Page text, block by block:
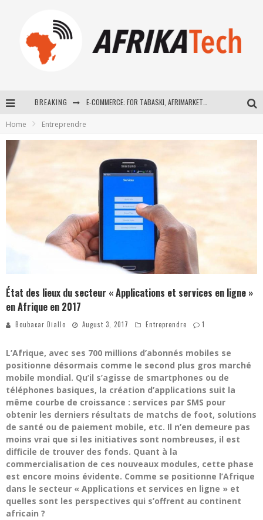
BREAKING
How Technology Has Changed Sports
Home Entreprendre
État des lieux du secteur « Applications et services en ligne »
en Afrique en 2017
Boubacar Diallo August 3, 2017 Entreprendre 1
L’Afrique, avec ses 700 millions d’abonnés mobiles se
positionne désormais comme le second plus gros marché
mobile mondial. Qu’il s’agisse de smartphones ou de
téléphones basiques, la création d’applications suit la
même courbe de croissance : services par SMS pour
obtenir les derniers résultats de matchs de foot, solutions
de santé ou de paiement mobile, etc. Il n’en demeure pas
moins vrai que si les initiatives sont nombreuses, il est
difficile de trouver des fonds. Quant à la
commercialisation de ces nouveaux modules, cette phase
est encore moins évidente. Comme se positionne l’Afrique
dans le secteur « Applications et services en ligne » et
quelles sont les perspectives qui s’offrent au continent
africain ?